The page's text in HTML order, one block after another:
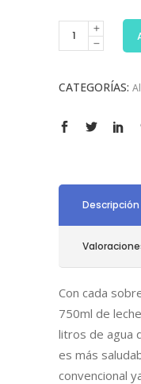
CATEGORÍAS:
Descripción
Con cada
750ml de
litros de agua
es más
convencional